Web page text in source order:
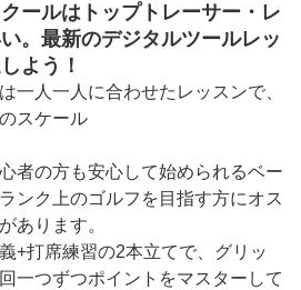
ールはトップトレーサー・レ
。最新のデジタルツールレッ
よう！
一人一人に合わせたレッスンで、
スケール
者の方も安心して始められるベー
ンク上のゴルフを目指す方にオス
あります。
+打席練習の2本立てで、グリッ
一つずつポイントをマスターして